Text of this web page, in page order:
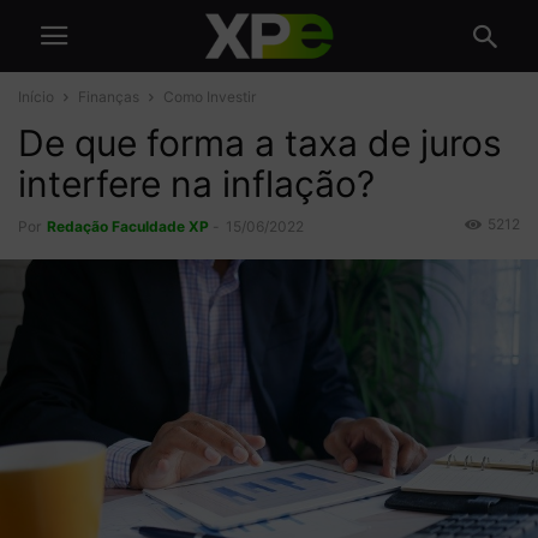
Início Finanças Como Investir
De que forma a taxa de juros
interfere na inflação?
Por Redação Faculdade XP 15/06/2022 5212